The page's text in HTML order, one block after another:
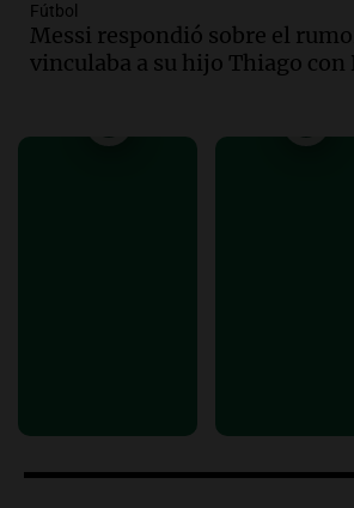
Episodios
Audio.José Roccuzzo,
Informados al regreso
Episodios
Fútbol
Messi respondió sobre el
vinculaba a su hijo Thiago con